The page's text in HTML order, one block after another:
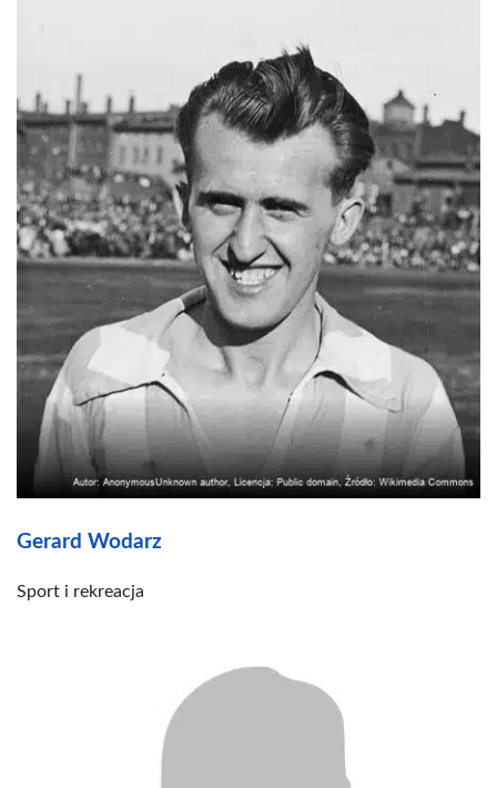
Gerard Wodarz
Sport i rekreacja